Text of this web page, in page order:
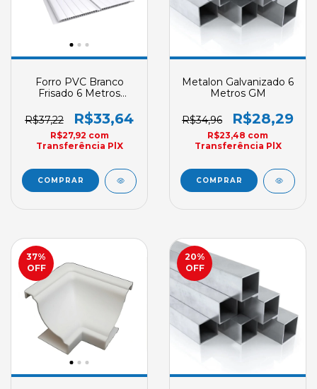
Forro PVC Branco
Frisado 6 Metros
Versati E6 200mm X
7mm
R$37,22 R$33,64
R$27,92 com
Transferência PlX
Metalon Galvanizado 6
Metros GM
R$34,96 R$28,29
R$23,48 com
Transferência PlX
37%
OFF
20%
OFF